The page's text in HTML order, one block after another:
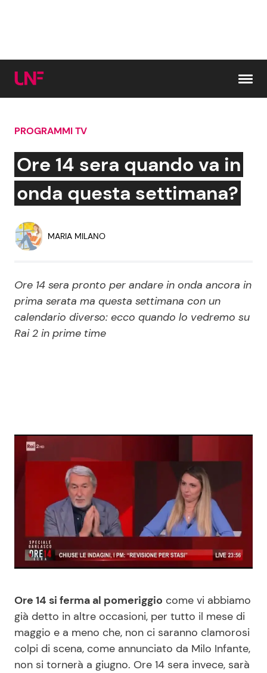
Cerca:
News e Cronaca
Attualità Italiana
Dal Mondo
Persone Scomparse
Gossip e TV
Bellezze VIP
Fiction e Serie TV
Programmi TV
News Cinema
News Musica
News Spettacolo
Benessere
Moda e Style
Mondo Mamma
Cucina e Ricette
Dolci
Le Ricette in TV
PROGRAMMI TV
Ore 14 sera quando va in
onda questa settimana?
MARIA MILANO
Ore 14 sera pronto per andare in onda ancora in
prima serata ma questa settimana con un
calendario diverso: ecco quando lo vedremo su
Rai 2 in prime time
Ore 14 si ferma al pomeriggio come vi abbiamo
già detto in altre occasioni, per tutto il mese di
maggio e a meno che, non ci saranno clamorosi
colpi di scena, come annunciato da Milo Infante,
non si tornerà a giugno. Ore 14 sera invece, sarà